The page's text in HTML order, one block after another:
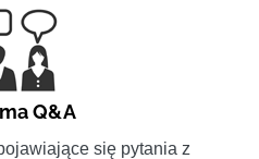
Q&A
się pytania z